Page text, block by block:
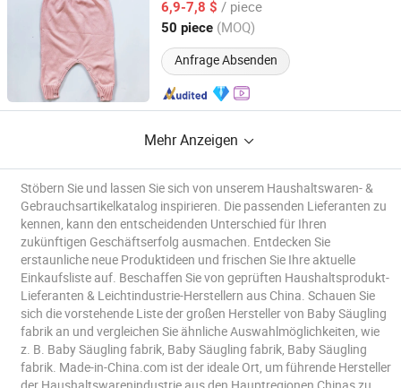
6,9-7,8 $ / piece
50 piece (MOQ)
Anfrage Absenden
Fujian, China Seit 2022
Mehr Anzeigen
Stöbern Sie und lassen Sie sich von unserem Haushaltswaren- &
Gebrauchsartikelkatalog inspirieren. Die passenden Lieferanten zu
kennen, kann den entscheidenden Unterschied für Ihren
zukünftigen Geschäftserfolg ausmachen. Entdecken Sie
erstaunliche neue Produktideen und frischen Sie Ihre aktuelle
Einkaufsliste auf. Beschaffen Sie von geprüften Haushaltsprodukt-
Lieferanten & Leichtindustrie-Herstellern aus China. Schauen Sie
sich die vorstehende Liste der großen Hersteller von Baby Säugling
fabrik an und vergleichen Sie ähnliche Auswahlmöglichkeiten, wie
z. B. Baby Säugling fabrik, Baby Säugling fabrik, Baby Säugling
fabrik. Made-in-China.com ist der ideale Ort, um führende Hersteller